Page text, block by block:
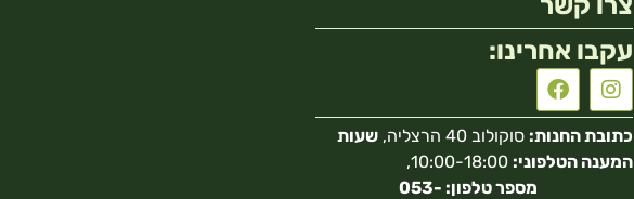
עקבו אחרינו:
כתובת החנות: סוקולוב 40 הרצליה,
שעות
המענה הטלפוני:
10:00-18:00,
מספר טלפון: 053-